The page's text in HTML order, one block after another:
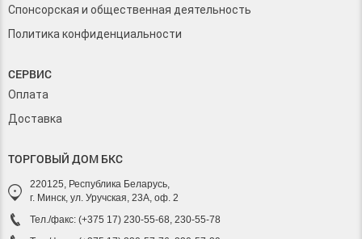
Спонсорская и общественная деятельность
Политика конфиденциальности
СЕРВИС
Оплата
Доставка
ТОРГОВЫЙ ДОМ БКС
220125, Республика Беларусь,
г. Минск, ул. Уручская, 23А, оф. 2
Тел./факс: (+375 17) 230-55-68, 230-55-78